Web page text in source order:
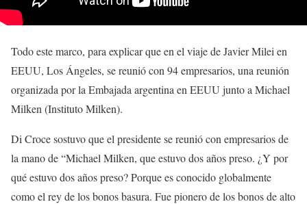
Todo este marco, para explicar que en el viaje de Javier Milei en
EEUU, Los Ángeles, se reunió con 94 empresarios, una reunión
organizada por la Embajada argentina en EEUU junto a Michael
Milken (Instituto Milken).
Di Croce sostuvo que el presidente se reunió con empresarios de
la mano de “Michael Milken, que estuvo dos años preso. ¿Y por
qué estuvo dos años preso? Porque es conocido globalmente
como el rey de los bonos basura. Fue pionero de los bonos de alto